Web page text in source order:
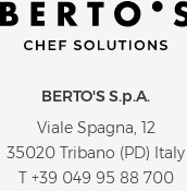
BERTO'S S.p.A.
Viale Spagna, 12
35020 Tribano (PD) Italy
T +39 049 95 88 700